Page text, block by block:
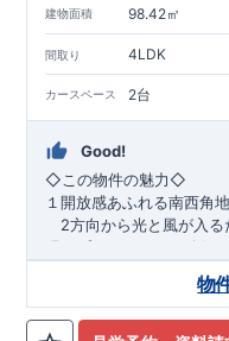
トはこちら
★​物件のご案
スムーズにご案内が可能♪​
問い合わせお待ちしており
場合は、現地確認の他に
致します。
建物面積 98.42㎡
間取り 4LDK
カースペース 2台
Good!
​◇この物件の魅力◇
１開放感あふれる南西角地
2方向から光と風が入る
現。プライバシーも確保
最寄りの矢部駅まで徒
公園も身近にあり、快適
物